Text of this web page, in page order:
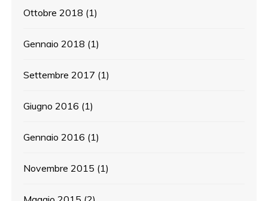
Ottobre 2018 (1)
Gennaio 2018 (1)
Settembre 2017 (1)
Giugno 2016 (1)
Gennaio 2016 (1)
Novembre 2015 (1)